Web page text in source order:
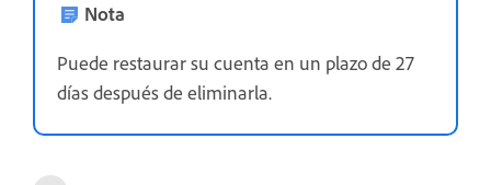
Nota
Puede restaurar su cuenta en un plazo de 27
días después de eliminarla.